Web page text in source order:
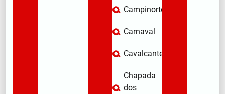
Campinorte
Carnaval
Cavalcante
Chapada
dos